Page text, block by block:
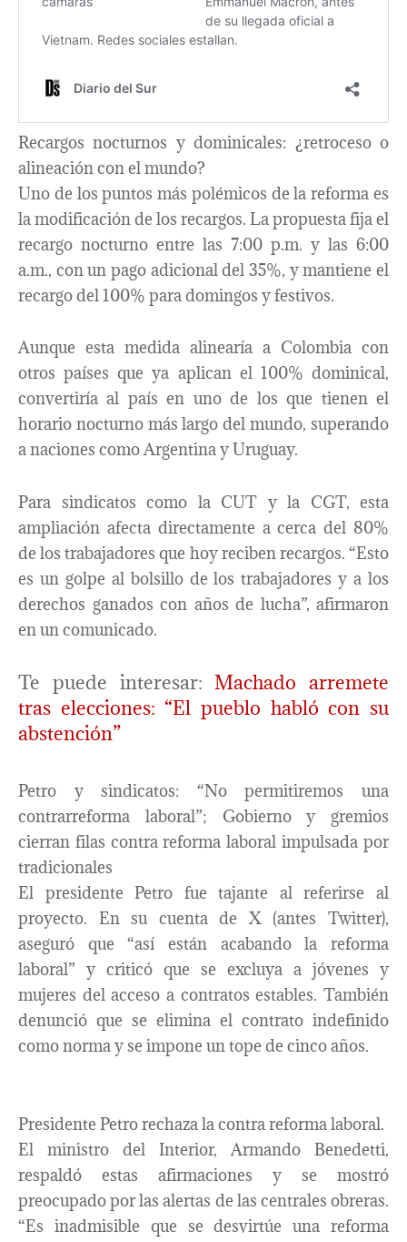
Recargos nocturnos y dominicales: ¿retroceso o
alineación con el mundo?
Uno de los puntos más polémicos de la reforma es
la modificación de los recargos. La propuesta fija el
recargo nocturno entre las 7:00 p.m. y las 6:00
a.m., con un pago adicional del 35%, y mantiene el
recargo del 100% para domingos y festivos.
Aunque esta medida alinearía a Colombia con
otros países que ya aplican el 100% dominical,
convertiría al país en uno de los que tienen el
horario nocturno más largo del mundo, superando
a naciones como Argentina y Uruguay.
Para sindicatos como la CUT y la CGT, esta
ampliación afecta directamente a cerca del 80%
de los trabajadores que hoy reciben recargos. “Esto
es un golpe al bolsillo de los trabajadores y a los
derechos ganados con años de lucha”, afirmaron
en un comunicado.
Te puede interesar:Machado arremete
tras elecciones: “El pueblo habló con su
abstención”
Petro y sindicatos: “No permitiremos una
contrarreforma laboral”; Gobierno y gremios
cierran filas contra reforma laboral impulsada por
tradicionales
El presidente Petro fue tajante al referirse al
proyecto. En su cuenta de X (antes Twitter),
aseguró que “así están acabando la reforma
laboral” y criticó que se excluya a jóvenes y
mujeres del acceso a contratos estables. También
denunció que se elimina el contrato indefinido
como norma y se impone un tope de cinco años.
Presidente Petro rechaza la contra reforma laboral.
El ministro del Interior, Armando Benedetti,
respaldó estas afirmaciones y se mostró
preocupado por las alertas de las centrales obreras.
“Es inadmisible que se desvirtúe una reforma